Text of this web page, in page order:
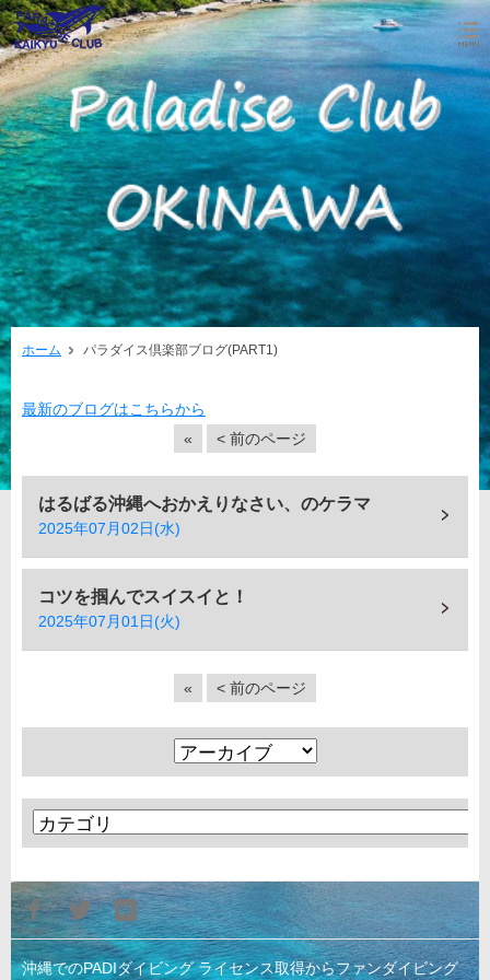
ホーム パラダイス倶楽部ブログ(PART1)
最新のブログはこちらから
«
< 前のページ
はるばる沖縄へおかえりなさい、のケラマ
2025年07月02日(水)
コツを掴んでスイスイと！
2025年07月01日(火)
« < 前のページ
沖縄でのPADIダイビング ライセンス取得からファンダイビング